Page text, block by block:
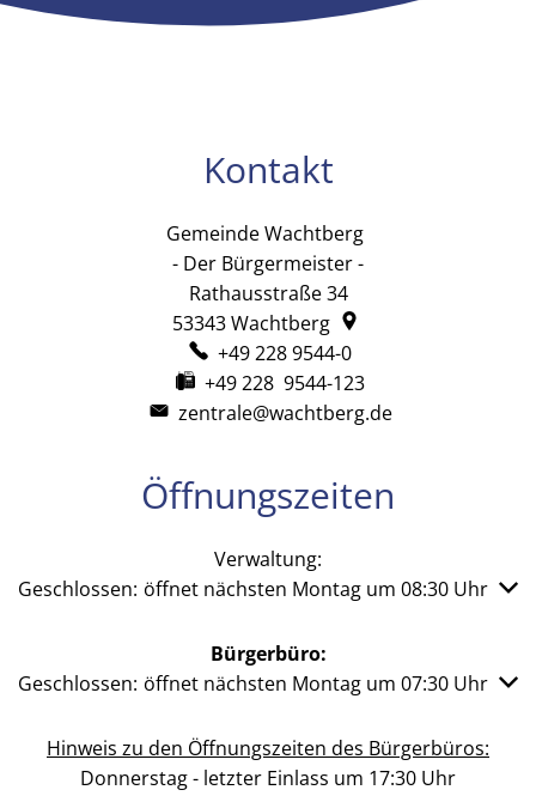
Kontakt
Gemeinde Wachtberg
- Der Bürgermeister -
Rathausstraße 34
53343Wachtberg
+49 228 9544-0
+49 228 9544-123
zentrale@wachtberg.de
Öffnungszeiten
Verwaltung:
Klicken, um weitere Öffnungs- oder Schließzeiten
Geschlossen: öffnet nächsten Montag um 08:30 Uhr
Bürgerbüro:
Klicken, um weitere Öffnungs- oder Schließzeiten
Geschlossen: öffnet nächsten Montag um 07:30 Uhr
Hinweis zu den Öffnungszeiten des Bürgerbüros:
Donnerstag - letzter Einlass um 17:30 Uhr